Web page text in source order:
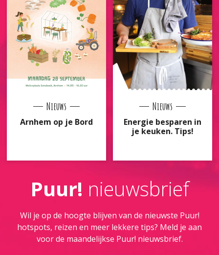
Nieuws
Arnhem op je Bord
Nieuws
Energie besparen in
je keuken. Tips!
Puur! nieuwsbrief
Wil je op de hoogte blijven van de nieuwste Puur!
hotspots, reizen en meer lekkere tips? Meld je aan
voor de maandelijkse Puur! nieuwsbrief.